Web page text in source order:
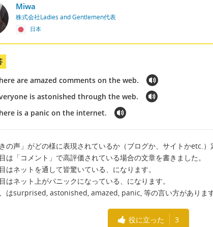
Miwa
株式会社Ladies and Gentlemen代表
日本
are amazed comments on the web.
is astonished through the web.
is a panic on the internet.
きの声」がどの様に表現されているか（ブログか、サイトかetc.
は「コメント」で高評価されている場合の文章を書きました。
はネットを通して皆驚いている、になります。
はネット上がパニックになっている、になります。
はsurprised, astonished, amazed, panic, 等の言い方があります
役に立った 3